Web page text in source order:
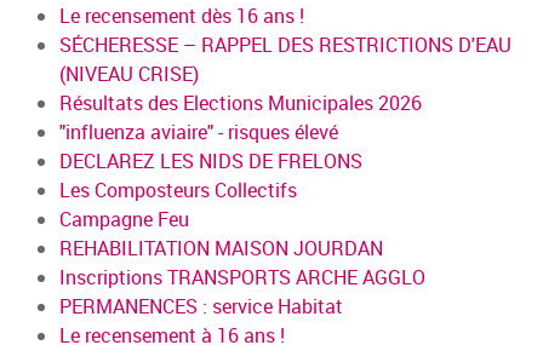
Le recensement dès 16 ans !
SÉCHERESSE – RAPPEL DES RESTRICTIONS D'EAU
(NIVEAU CRISE)
Résultats des Elections Municipales 2026
"influenza aviaire" - risques élevé
DECLAREZ LES NIDS DE FRELONS
Les Composteurs Collectifs
Campagne Feu
REHABILITATION MAISON JOURDAN
Inscriptions TRANSPORTS ARCHE AGGLO
PERMANENCES : service Habitat
Le recensement à 16 ans !